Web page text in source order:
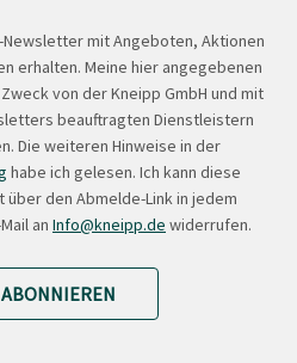
mit Angeboten, Aktionen
erhalten. Meine hier angegebenen
von der Kneipp GmbH und mit
beauftragten Dienstleistern
Die weiteren Hinweise in der
habe ich gelesen. Ich kann diese
den Abmelde-Link in jedem
an Info@kneipp.de widerrufen.